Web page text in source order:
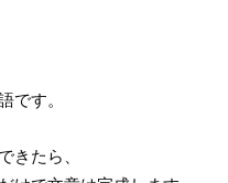
です。
きたら、